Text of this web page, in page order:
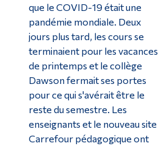
que le COVID-19 était une
pandémie mondiale. Deux
jours plus tard, les cours se
terminaient pour les vacances
de printemps et le collège
Dawson fermait ses portes
pour ce qui s'avérait être le
reste du semestre. Les
enseignants et le nouveau site
Carrefour pédagogique ont